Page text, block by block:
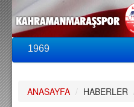
1969
PUAN DURUMU
ANASAYFA / HABERLER